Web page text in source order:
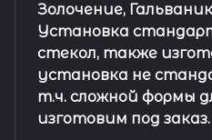
Золочение,
Установка
стекол, также
установка не
т.ч. сложной формы
изготовим под заказ.